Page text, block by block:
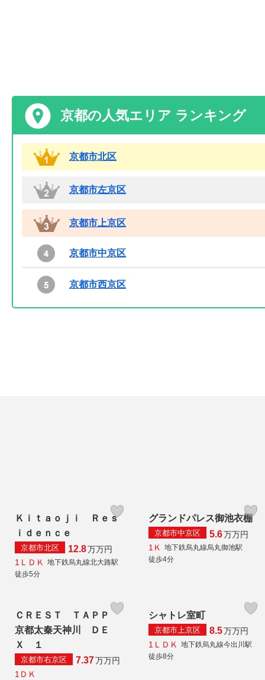
京都の人気エリア ランキング
京都市北区
京都市左京区
京都市上京区
京都市中京区
京都市西京区
Ｋｉｔａｏｊｉ Ｒｅｓ
ｉｄｅｎｃｅ
京都市北区 12.8万万円
1ＬＤＫ
地下鉄烏丸線北大路駅
徒歩5分
グランドパレス御池衣棚
京都市中京区 5.6万万円
1Ｋ
地下鉄烏丸線烏丸御池駅
徒歩4分
ＣＲＥＳＴ ＴＡＰＰ
京都太秦天神川 ＤＥ
Ｘ １
京都市右京区 7.37万万円
1ＤＫ
シャトレ室町
京都市上京区 8.5万万円
1ＬＤＫ
地下鉄烏丸線今出川駅
徒歩8分